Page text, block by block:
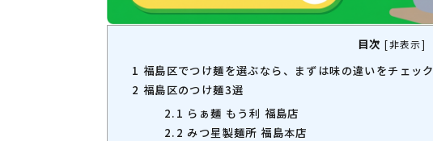
目次 [非表示]
1 福島区でつけ麺を選ぶなら、まずは味の違いをチェック
2 福島区のつけ麺3選
2.1 らぁ麺 もう利 福島店
2.2 みつ星製麺所 福島本店